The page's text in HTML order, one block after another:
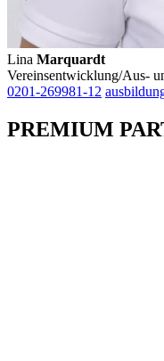
Lina Marquardt
Vereinsentwicklung/Aus-
0201-269981-12
PREMIUM